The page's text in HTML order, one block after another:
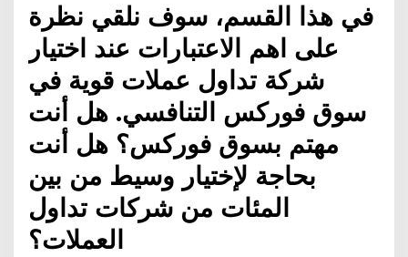
في هذا القسم، سوف نلقي نظرة
على اهم الاعتبارات عند اختيار
شركة تداول عملات قوية في
سوق فوركس التنافسي. هل أنت
مهتم بسوق فوركس؟ هل أنت
بحاجة لإختيار وسيط من بين
المئات من شركات تداول
العملات؟